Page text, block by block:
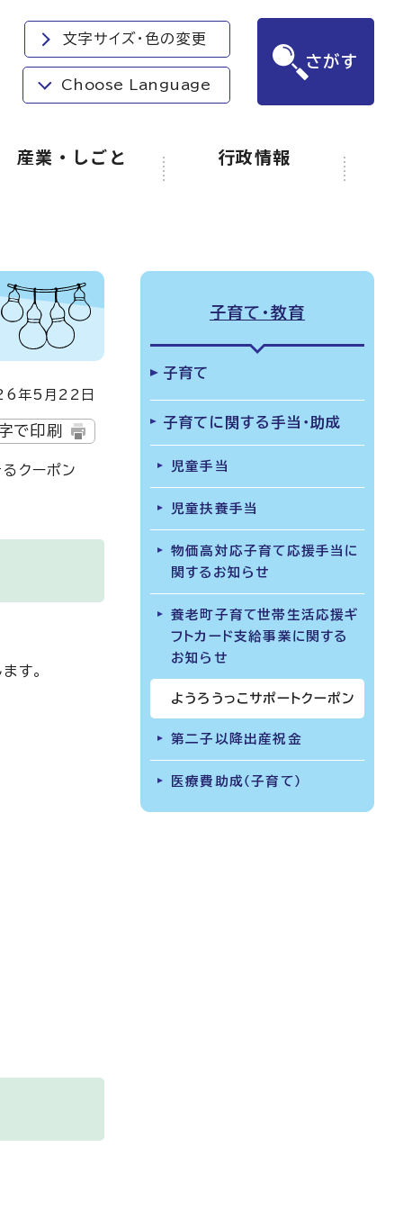
文字サイズ・色の変更
Choose Language
さがす
産業・しごと 行政情報
年5月22日
で印刷
クーポン
す。
子育て・教育
子育て
子育てに関する手当・助成
児童手当
児童扶養手当
物価高対応子育て応援手当に
関するお知らせ
養老町子育て世帯生活応援ギ
フトカード支給事業に関する
お知らせ
ようろうっこサポートクーポン
第二子以降出産祝金
医療費助成（子育て）